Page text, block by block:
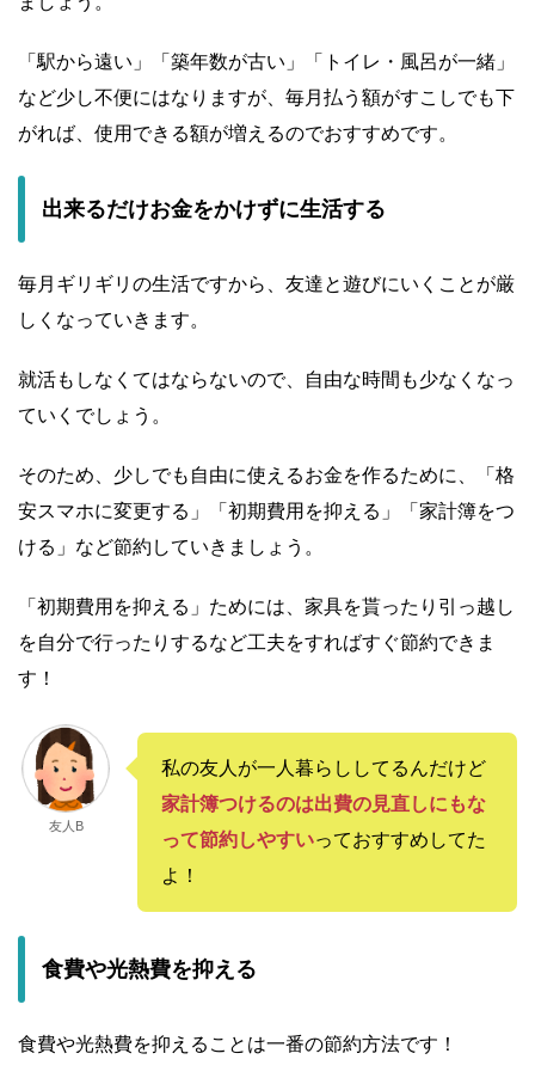
「駅から遠い」「築年数が古い」「トイレ・風呂が一緒」
など少し不便にはなりますが、毎月払う額がすこしでも下
がれば、使用できる額が増えるのでおすすめです。
出来るだけお金をかけずに生活する
毎月ギリギリの生活ですから、友達と遊びにいくことが厳
しくなっていきます。
就活もしなくてはならないので、自由な時間も少なくなっ
ていくでしょう。
そのため、少しでも自由に使えるお金を作るために、「格
安スマホに変更する」「初期費用を抑える」「家計簿をつ
ける」など節約していきましょう。
「初期費用を抑える」ためには、家具を貰ったり引っ越し
を自分で行ったりするなど工夫をすればすぐ節約できま
す！
友人B
私の友人が一人暮らししてるんだけど
家計簿つけるのは出費の見直しにもな
って節約しやすいっておすすめしてた
よ！
食費や光熱費を抑える
食費や光熱費を抑えることは一番の節約方法です！